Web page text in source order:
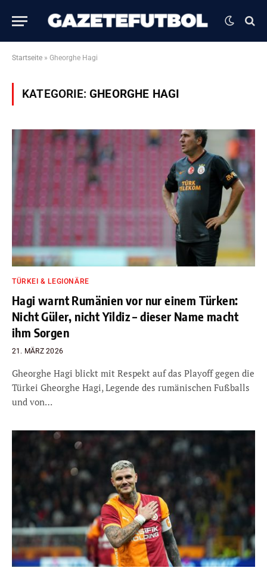
Startseite » Gheorghe Hagi
KATEGORIE:GHEORGHE HAGI
TÜRKEI & LEGIONÄRE
Hagi warnt Rumänien vor nur einem Türken:
Nicht Güler, nicht Yildiz – dieser Name macht
ihm Sorgen
21. MÄRZ 2026
Gheorghe Hagi blickt mit Respekt auf das Playoff gegen die
Türkei Gheorghe Hagi, Legende des rumänischen Fußballs
und von…